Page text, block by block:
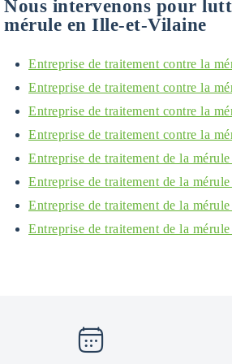
Nous intervenons pour
mérule en Ille-et-Vilaine
Entreprise de traitement contre la
Entreprise de traitement contre la
Entreprise de traitement contre la
Entreprise de traitement contre la
Entreprise de traitement de la
Entreprise de traitement de la
Entreprise de traitement de la
Entreprise de traitement de la